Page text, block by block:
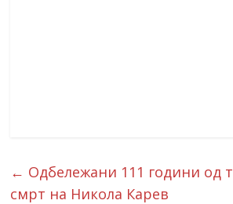
← Одбележани 111 години од
смрт на Никола Карев